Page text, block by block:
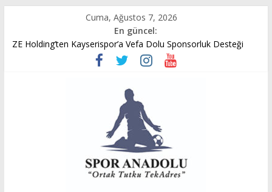
content
Cuma, Ağustos 7, 2026
En güncel:
ZE Holding’ten Kayserispor’a Vefa Dolu Sponsorluk Desteği
Avukat Emir Akpınar’ın Benveri Kitabı Ön Satışa Çıktı
GÜMÜŞORDU GENÇ FK U14 TÜRKİYE ŞAMPİYONASINDA
Ziya Eren Kayserispor’a Uğurlu Geldi
Spor Dünyasında Yeni Dönem Başlıyor: Zkor!